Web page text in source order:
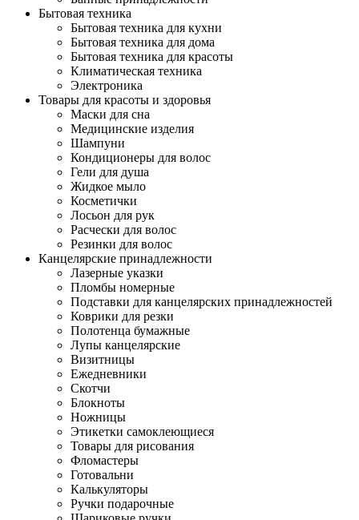
Бытовая техника
Бытовая техника для кухни
Бытовая техника для дома
Бытовая техника для красоты
Климатическая техника
Электроника
Товары для красоты и здоровья
Маски для сна
Медицинские изделия
Шампуни
Кондиционеры для волос
Гели для душа
Жидкое мыло
Косметички
Лосьон для рук
Расчески для волос
Резинки для волос
Канцелярские принадлежности
Лазерные указки
Пломбы номерные
Подставки для канцелярских принадлежностей
Коврики для резки
Полотенца бумажные
Лупы канцелярские
Визитницы
Ежедневники
Скотчи
Блокноты
Ножницы
Этикетки самоклеющиеся
Товары для рисования
Фломастеры
Готовальни
Калькуляторы
Ручки подарочные